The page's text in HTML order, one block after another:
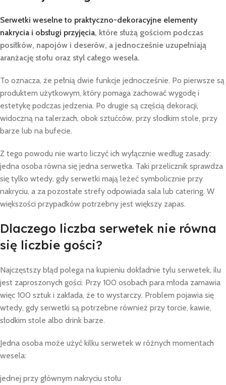
Serwetki weselne to praktyczno-dekoracyjne elementy
nakrycia i obsługi przyjęcia, które służą gościom podczas
posiłków, napojów i deserów, a jednocześnie uzupełniają
aranżację stołu oraz styl całego wesela.
To oznacza, że pełnią dwie funkcje jednocześnie. Po pierwsze są
produktem użytkowym, który pomaga zachować wygodę i
estetykę podczas jedzenia. Po drugie są częścią dekoracji,
widoczną na talerzach, obok sztućców, przy słodkim stole, przy
barze lub na bufecie.
Z tego powodu nie warto liczyć ich wyłącznie według zasady:
jedna osoba równa się jedna serwetka. Taki przelicznik sprawdza
się tylko wtedy, gdy serwetki mają leżeć symbolicznie przy
nakryciu, a za pozostałe strefy odpowiada sala lub catering. W
większości przypadków potrzebny jest większy zapas.
Dlaczego liczba serwetek nie równa
się liczbie gości?
Najczęstszy błąd polega na kupieniu dokładnie tylu serwetek, ilu
jest zaproszonych gości. Przy 100 osobach para młoda zamawia
więc 100 sztuk i zakłada, że to wystarczy. Problem pojawia się
wtedy, gdy serwetki są potrzebne również przy torcie, kawie,
słodkim stole albo drink barze.
Jedna osoba może użyć kilku serwetek w różnych momentach
wesela:
jednej przy głównym nakryciu stołu